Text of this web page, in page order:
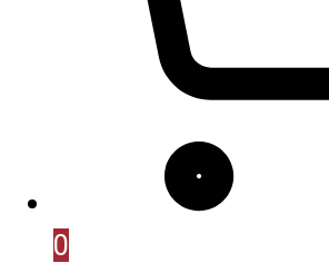
0